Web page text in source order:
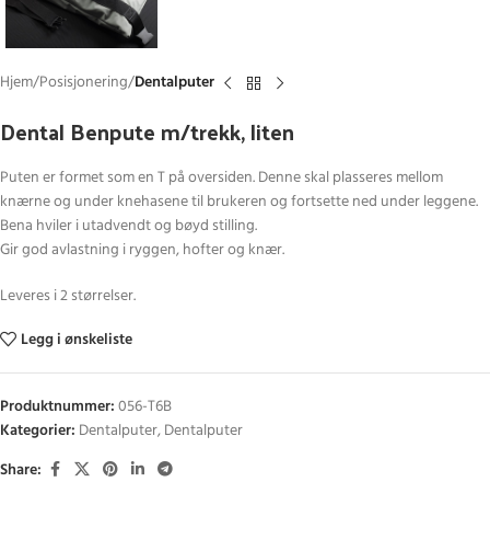
Hjem Posisjonering Dentalputer
Dental Benpute m/trekk, liten
Puten er formet som en T på oversiden. Denne skal plasseres mellom
knærne og under knehasene til brukeren og fortsette ned under leggene.
Bena hviler i utadvendt og bøyd stilling.
Gir god avlastning i ryggen, hofter og knær.
Leveres i 2 størrelser.
Legg i ønskeliste
Produktnummer:056-T6B
Kategorier: Dentalputer,Dentalputer
Share: